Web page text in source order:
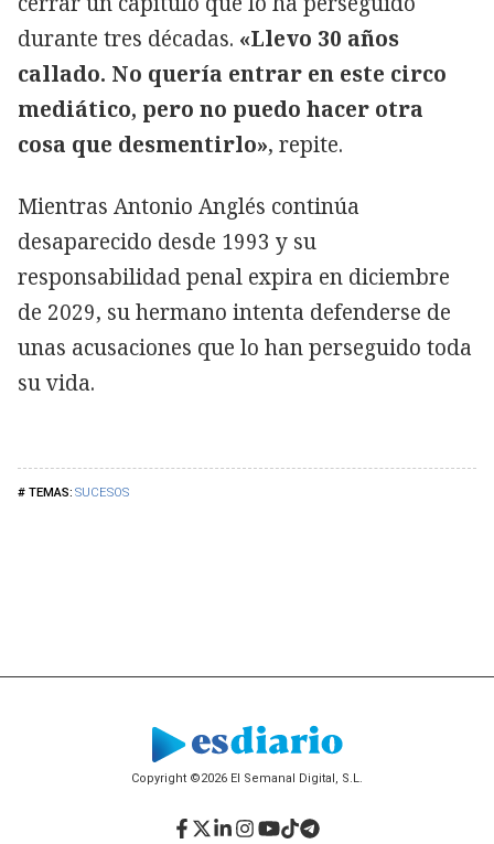
SUCESOS
durante tres décadas. «Llevo 30 años
callado. No quería entrar en este circo
mediático, pero no puedo hacer otra
cosa que desmentirlo», repite.
Mientras Antonio Anglés continúa
desaparecido desde 1993 y su
responsabilidad penal expira en diciembre
de 2029, su hermano intenta defenderse de
unas acusaciones que lo han perseguido toda
su vida.
Copyright ©2026 El Semanal Digital, S.L.
Facebook
Twitter
LinkedIn
Instagram
YouTube
TikTok
Telegram